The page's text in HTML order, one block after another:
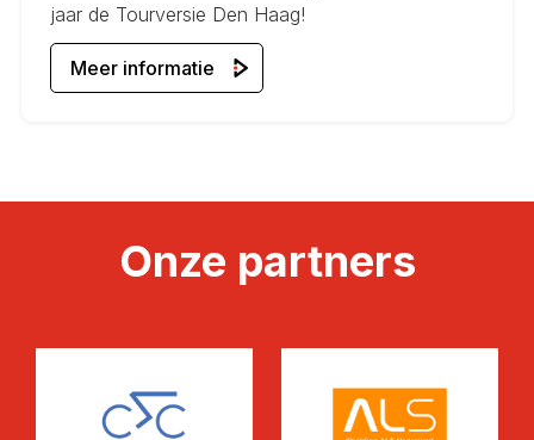
jaar de Tourversie Den Haag!
Meer informatie
Onze partners